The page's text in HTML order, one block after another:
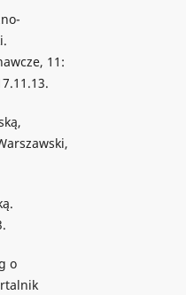
11:
o